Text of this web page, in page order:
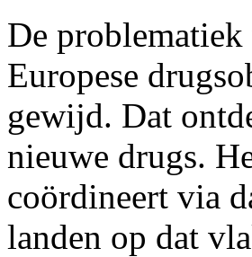
De problematiek
Europese
gewijd. Dat
nieuwe drugs.
coördineert via
landen op dat